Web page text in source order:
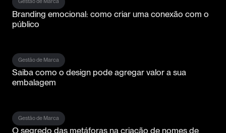
Gestão de Marca
Branding emocional: como criar uma conexão com o
público
Gestão de Marca
Saiba como o design pode agregar valor a sua
embalagem
Gestão de Marca
O segredo das metáforas na criação de nomes de